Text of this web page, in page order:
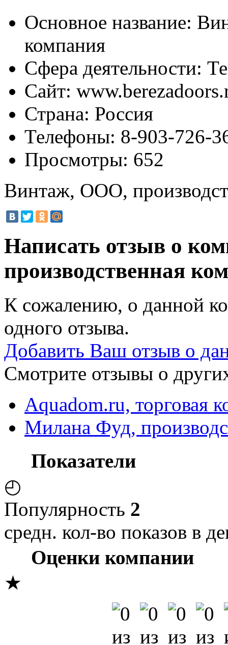
Основное название:
компания
Сфера деятельности:
Сайт:
Страна: Россия
Телефоны: 8-903-726-
Просмотры: 652
Винтаж, ООО,
Написать отзыв о
производственная
К сожалению, о данной
одного отзыва.
Добавить Ваш отзыв о
Смотрите отзывы о
Aquadom.ru, торговая
Милана Фуд,
Показатели
◴
Популярность 2
средн. кол-во показов в
Оценки компании
★